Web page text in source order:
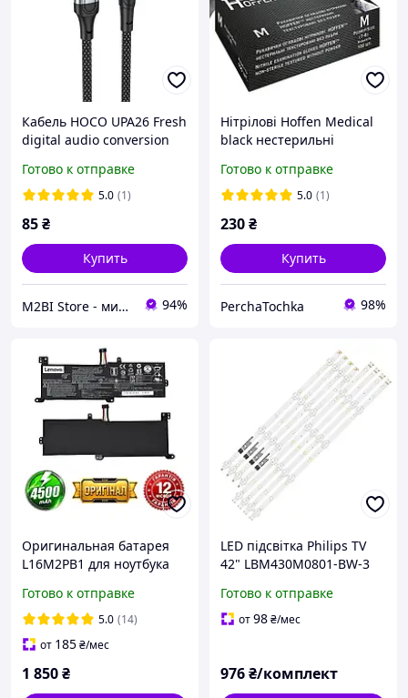
Кабель HOCO UPA26 Fresh
digital audio conversion
Готово к отправке
5.0 (1)
85₴
Купить
M2BI Store - мир техники и аксессуаров 94%
Нітрілові Hoffen Мedical
black нестерильні
р.M
Готово к отправке
5.0 (1)
230₴
Купить
PerchaTochka 98%
Оригинальная батарея
L16M2PB1 для ноутбука
330-15 520-15
Готово к отправке
5.0 (14)
от 185₴/мес
1 850₴
LED підсвітка Philips TV
42" LBM430M0801-BW-3
(5) R LB43105 V1_00
43PUS6162 8шт.
Готово к отправке
от98₴/мес
976₴/комплект